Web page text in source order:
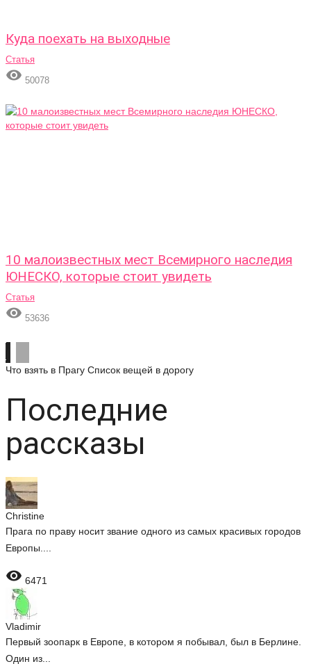
Куда поехать на выходные
Статья
 50078
10 малоизвестных мест Всемирного наследия
ЮНЕСКО, которые стоит увидеть
Статья
 53636
Что взять в Прагу Список вещей в дорогу
Последние
рассказы
Christine
Прага по праву носит звание одного из самых красивых городов
Европы....
 6471
Vladimir
Первый зоопарк в Европе, в котором я побывал, был в Берлине.
Один из...